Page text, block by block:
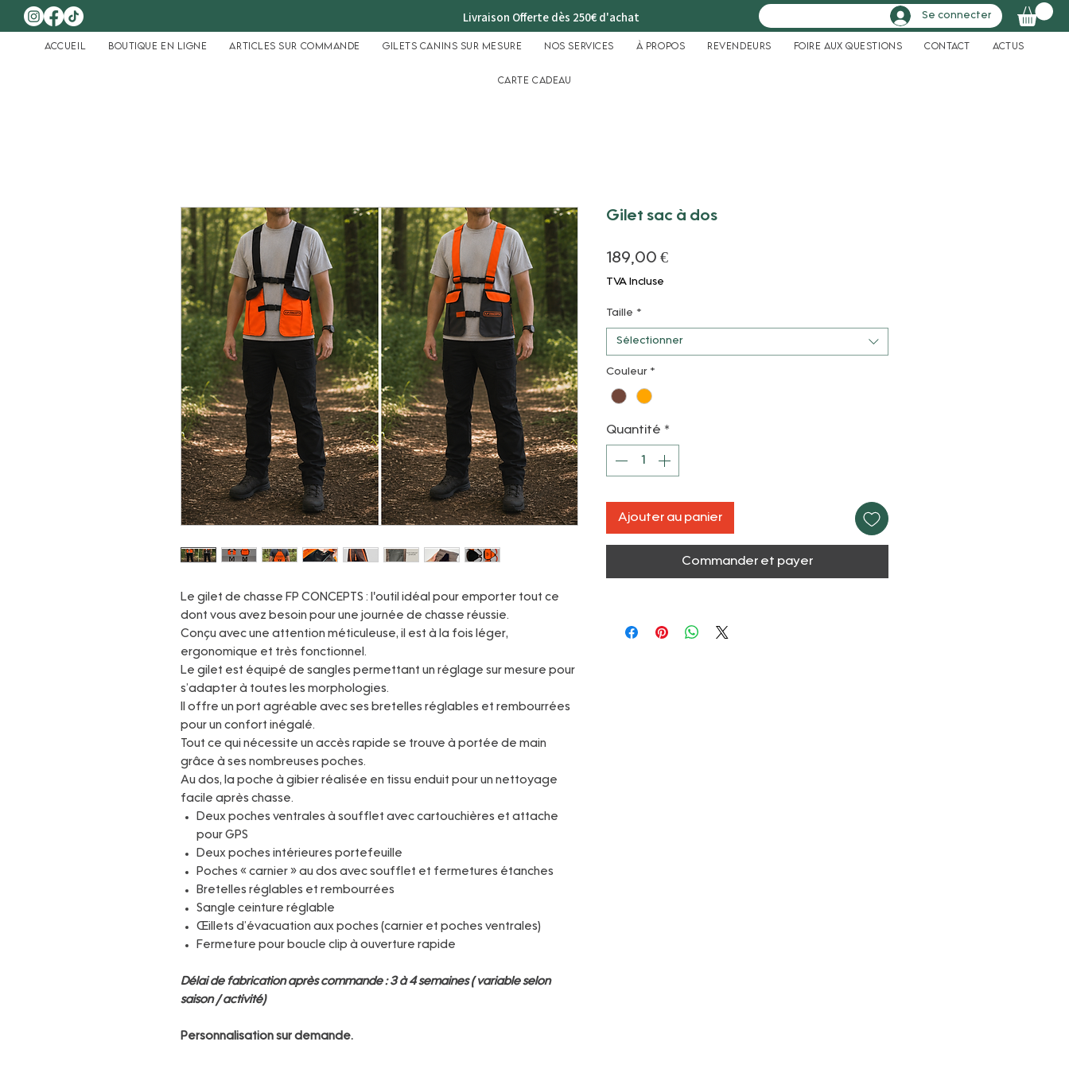
Livraison Offerte dès 250€ d'achat Se connecter
Accueil Boutique en ligne Articles sur commande Gilets Canins sur mesure Nos services À propos Revendeurs Foire aux questions Contact Actus
Carte cadeau
Le gilet de chasse FP CONCEPTS : l'outil idéal pour emporter tout ce
dont vous avez besoin pour une journée de chasse réussie.
Conçu avec une attention méticuleuse, il est à la fois léger,
ergonomique et très fonctionnel.
Le gilet est équipé de sangles permettant un réglage sur mesure pour
s’adapter à toutes les morphologies.
Il offre un port agréable avec ses bretelles réglables et rembourrées
pour un confort inégalé.
Tout ce qui nécessite un accès rapide se trouve à portée de main
grâce à ses nombreuses poches.
Au dos, la poche à gibier réalisée en tissu enduit pour un nettoyage
facile après chasse.
Deux poches ventrales à soufflet avec cartouchières et attache
pour GPS
Deux poches intérieures portefeuille
Poches « carnier » au dos avec soufflet et fermetures étanches
Bretelles réglables et rembourrées
Sangle ceinture réglable
Œillets d’évacuation aux poches (carnier et poches ventrales)
Fermeture pour boucle clip à ouverture rapide
Délai de fabrication après commande : 3 à 4 semaines ( variable selon
saison / activité)
Personnalisation sur demande.
Gilet sac à dos
189,00 €Prix
TVA Incluse
Taille *
Sélectionner
Couleur *
Quantité *
Ajouter au panier
Commander et payer